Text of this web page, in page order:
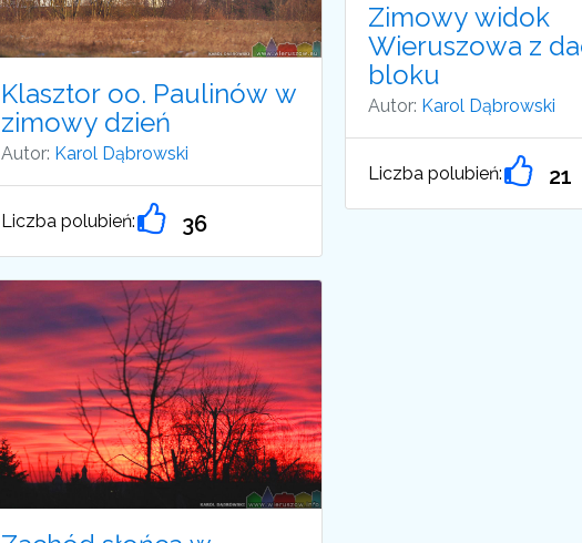
Klasztor oo. Paulinów w
zimowy dzień
Autor: Karol Dąbrowski
Liczba polubień: 36
Zimowy widok
Wieruszowa z
bloku
Autor: Karol Dąbrowski
Liczba polubień: 21